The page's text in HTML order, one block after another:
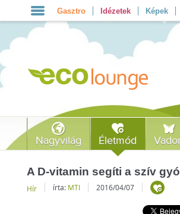
Gasztro Idézetek Képek
Nagyvilág Életmód
A D-vitamin segíti a szív
Hír írta: MTI 2016/04/07